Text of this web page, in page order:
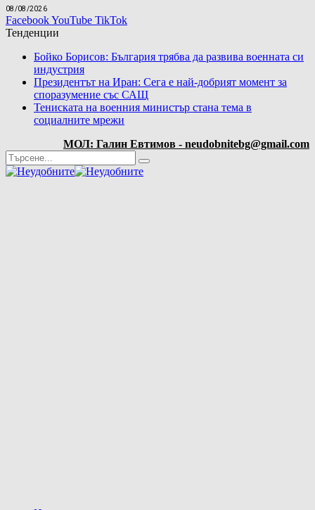
08/08/2026
FacebookYouTube TikTok
Тенденции
Бойко Борисов: България трябва да развива военната си
индустрия
Президентът на Иран: Сега е най-добрият момент за
споразумение със САЩ
Тениската на военния министър стана тема в
социалните мрежи
МОЛ: Галин Евтимов - neudobnitebg@gmail.com